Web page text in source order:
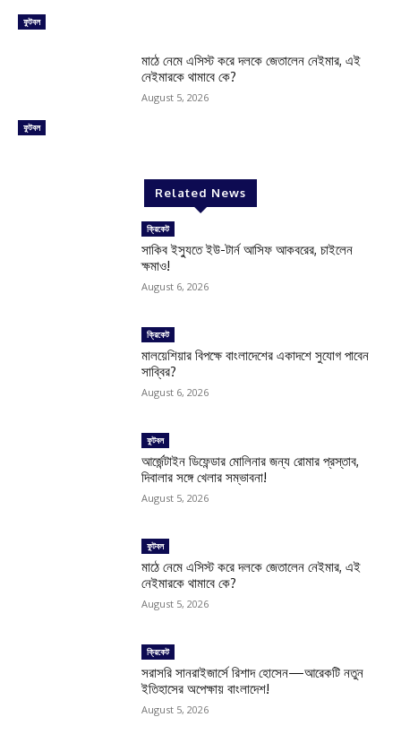
ফুটবল
ফুটবল
মাঠে নেমে এসিস্ট করে দলকে জেতালেন নেইমার, এই
নেইমারকে থামাবে কে?
August 5, 2026
Related News
ক্রিকেট
সাকিব ইস্যুতে ইউ-টার্ন আসিফ আকবরের, চাইলেন
ক্ষমাও!
August 6, 2026
ক্রিকেট
মালয়েশিয়ার বিপক্ষে বাংলাদেশের একাদশে সুযোগ পাবেন
সাব্বির?
August 6, 2026
ফুটবল
আর্জেন্টাইন ডিফেন্ডার মোলিনার জন্য রোমার প্রস্তাব,
দিবালার সঙ্গে খেলার সম্ভাবনা!
August 5, 2026
ফুটবল
মাঠে নেমে এসিস্ট করে দলকে জেতালেন নেইমার, এই
নেইমারকে থামাবে কে?
August 5, 2026
ক্রিকেট
সরাসরি সানরাইজার্সে রিশাদ হোসেন—আরেকটি নতুন
ইতিহাসের অপেক্ষায় বাংলাদেশ!
August 5, 2026